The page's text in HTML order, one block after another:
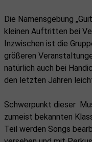
Die Namensgebung
kleinen Auftritten bei
Inzwischen ist die
größeren
natürlich auch bei
den letzten Jahren
Schwerpunkt dieser
zumeist bekannten
Teil werden Songs